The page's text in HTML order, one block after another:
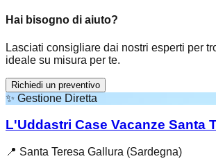
Hai bisogno di aiuto?
Lasciati consigliare dai nostri esperti per
ideale su misura per te.
Richiedi un preventivo
✨ Gestione Diretta
L'Uddastri Case Vacanze Santa
📍 Santa Teresa Gallura (Sardegna)